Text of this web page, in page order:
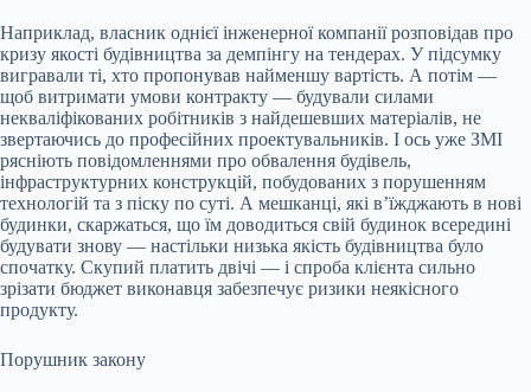
Наприклад, власник однієї інженерної компанії розповідав про
кризу якості будівництва за демпінгу на тендерах. У підсумку
вигравали ті, хто пропонував найменшу вартість. А потім —
щоб витримати умови контракту — будували силами
некваліфікованих робітників з найдешевших матеріалів, не
звертаючись до професійних проектувальників. І ось уже ЗМІ
рясніють повідомленнями про обвалення будівель,
інфраструктурних конструкцій, побудованих з порушенням
технологій та з піску по суті. А мешканці, які в’їжджають в нові
будинки, скаржаться, що їм доводиться свій будинок всередині
будувати знову — настільки низька якість будівництва було
спочатку. Скупий платить двічі — і спроба клієнта сильно
зрізати бюджет виконавця забезпечує ризики неякісного
продукту.
Порушник закону